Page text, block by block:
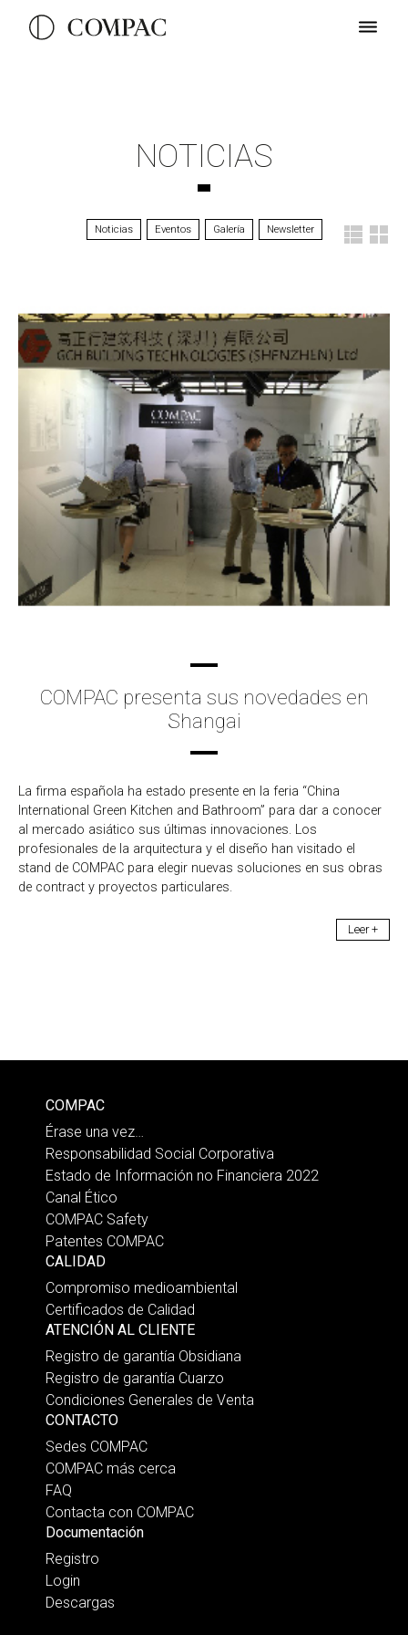
NOTICIAS
Noticias Eventos Galería Newsletter
COMPAC presenta sus novedades en
Shangai
La firma española ha estado presente en la feria “China
International Green Kitchen and Bathroom” para dar a conocer
al mercado asiático sus últimas innovaciones. Los
profesionales de la arquitectura y el diseño han visitado el
stand de COMPAC para elegir nuevas soluciones en sus obras
de contract y proyectos particulares.
Leer +
COMPAC
Érase una vez…
Responsabilidad Social Corporativa
Estado de Información no Financiera 2022
Canal Ético
COMPAC Safety
Patentes COMPAC
CALIDAD
Compromiso medioambiental
Certificados de Calidad
ATENCIÓN AL CLIENTE
Registro de garantía Obsidiana
Registro de garantía Cuarzo
Condiciones Generales de Venta
CONTACTO
Sedes COMPAC
COMPAC más cerca
FAQ
Contacta con COMPAC
Documentación
Registro
Login
Descargas